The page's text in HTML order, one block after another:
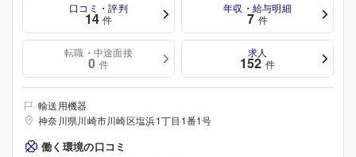
口コミ・評判
14 件
年収・給与明細
7 件
転職・中途面接
0 件
求人
152 件
輸送用機器
神奈川県川崎市川崎区塩浜1丁目1番1号
働く環境の口コミ